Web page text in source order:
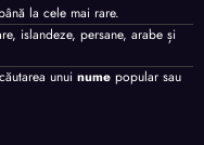
la cele mai rare.
islandeze, persane, arabe și
unui nume popular sau